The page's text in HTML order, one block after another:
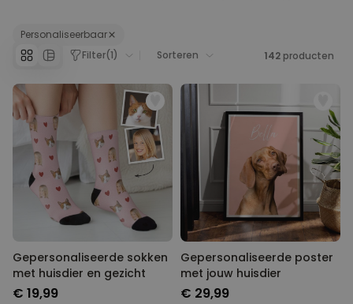
originele kindercadeautjes tot personaliseerbare cadeautjes.
Gouden tip: alles met een eenhoorn valt altijd goed in de smaak!
Personaliseerbaar
Filter(1) Sorteren 142 producten
Gepersonaliseerde sokken
met huisdier en gezicht
€ 19,99
Gepersonaliseerde poster
met jouw huisdier
€ 29,99